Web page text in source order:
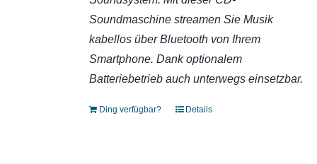
Soundmaschine streamen Sie Musik
kabellos über Bluetooth von Ihrem
Smartphone. Dank optionalem
Batteriebetrieb auch unterwegs einsetzbar.
Ding verfügbar? Details